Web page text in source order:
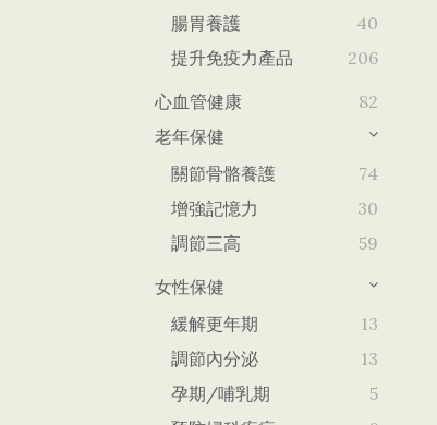
腸胃養護
40
提升免疫力產品
206
心血管健康
82
老年保健
關節骨骼養護
74
增強記憶力
30
調節三高
59
女性保健
緩解更年期
13
調節內分泌
13
孕期/哺乳期
5